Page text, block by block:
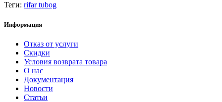
Теги: rifar tubog
Информация
Отказ от услуги
Скидки
Условия возврата товара
О нас
Документация
Новости
Статьи